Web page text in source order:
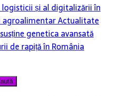
logisticii și al digitalizării în
agroalimentarActualitate
genetica avansată
de rapiță în România